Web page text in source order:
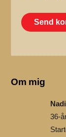
Om mig
36-